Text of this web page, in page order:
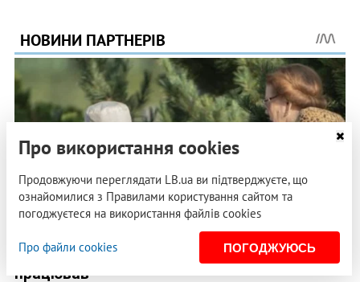
Про використання cookies
Продовжуючи переглядати LB.ua ви підтверджуєте, що
ознайомилися з Правилами користування сайтом та
погоджуєтеся на використання файлів cookies
Про файли cookies ПОГОДЖУЮСЬ